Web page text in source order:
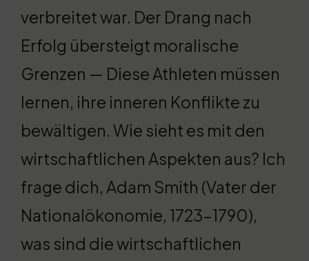
verbreitet war. Der Drang nach
Erfolg übersteigt moralische
Grenzen — Diese Athleten müssen
lernen, ihre inneren Konflikte zu
bewältigen. Wie sieht es mit den
wirtschaftlichen Aspekten aus? Ich
frage dich, Adam Smith (Vater der
Nationalökonomie, 1723-1790),
was sind die wirtschaftlichen